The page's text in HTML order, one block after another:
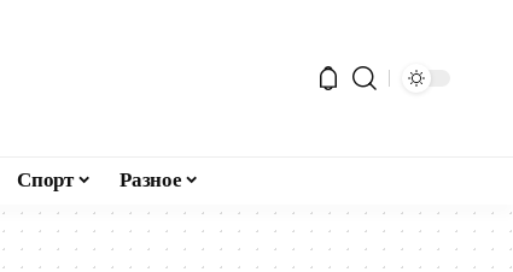
Спорт Разное